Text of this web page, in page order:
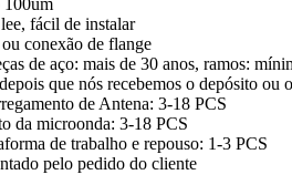
fácil de instalar
conexão de flange
de aço: mais de 30 anos, ramos:
que nós recebemos o depósito ou
de Antena: 3-18 PCS
da microonda: 3-18 PCS
de trabalho e repouso: 1-3 PCS
pelo pedido do cliente